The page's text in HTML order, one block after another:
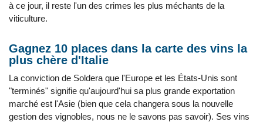
à ce jour, il reste l'un des crimes les plus méchants de la
viticulture.
Gagnez 10 places dans la carte des vins la
plus chère d'Italie
La conviction de Soldera que l'Europe et les États-Unis sont
"terminés" signifie qu'aujourd'hui sa plus grande exportation
marché est l'Asie (bien que cela changera sous la nouvelle
gestion des vignobles, nous ne le savons pas savoir). Ses vins